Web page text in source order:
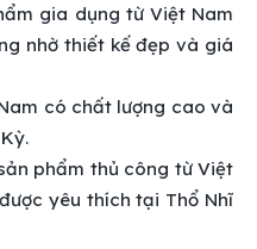
gia dụng từ Việt Nam
nhờ thiết kế đẹp và giá
có chất lượng cao và
phẩm thủ công từ Việt
yêu thích tại Thổ Nhĩ